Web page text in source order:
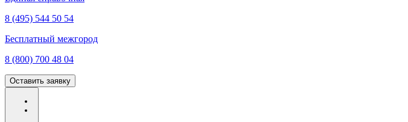
8 (495) 544 50 54
Бесплатный межгород
8 (800) 700 48 04
Оставить заявку